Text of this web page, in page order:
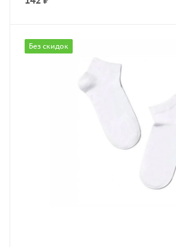
Без скидок